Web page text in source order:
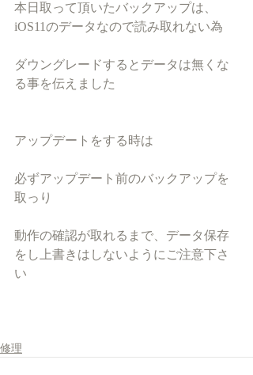
本日取って頂いたバックアップは、
iOS11のデータなので読み取れない為
ダウングレードするとデータは無くな
る事を伝えました
アップデートをする時は
必ずアップデート前のバックアップを
取っり
動作の確認が取れるまで、データ保存
をし上書きはしないようにご注意下さ
い
修理